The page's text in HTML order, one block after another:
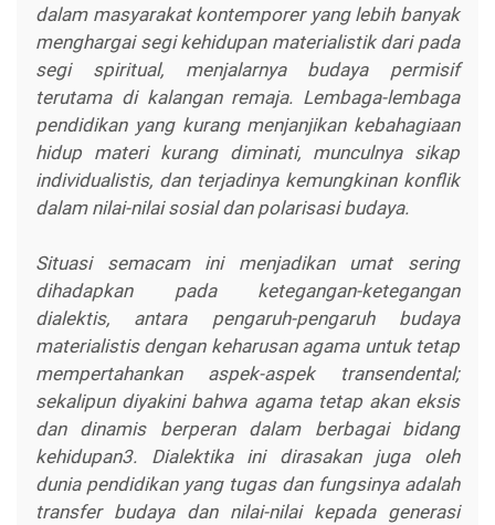
dalam masyarakat kontemporer yang lebih banyak
menghargai segi kehidupan materialistik dari pada
segi spiritual, menjalarnya budaya permisif
terutama di kalangan remaja. Lembaga-lembaga
pendidikan yang kurang menjanjikan kebahagiaan
hidup materi kurang diminati, munculnya sikap
individualistis, dan terjadinya kemungkinan konflik
dalam nilai-nilai sosial dan polarisasi budaya.
Situasi semacam ini menjadikan umat sering
dihadapkan pada ketegangan-ketegangan
dialektis, antara pengaruh-pengaruh budaya
materialistis dengan keharusan agama untuk tetap
mempertahankan aspek-aspek transendental;
sekalipun diyakini bahwa agama tetap akan eksis
dan dinamis berperan dalam berbagai bidang
kehidupan3. Dialektika ini dirasakan juga oleh
dunia pendidikan yang tugas dan fungsinya adalah
transfer budaya dan nilai-nilai kepada generasi